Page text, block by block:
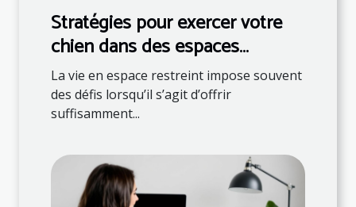
Stratégies pour exercer votre
chien dans des espaces
restreints
La vie en espace restreint impose souvent
des défis lorsqu’il s’agit d’offrir
suffisamment...